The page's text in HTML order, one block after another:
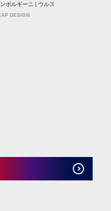
ボルギーニ | ウルス
DESIGN